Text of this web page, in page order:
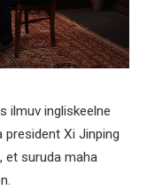
ilmuv ingliskeelne
president Xi Jinping
et suruda maha